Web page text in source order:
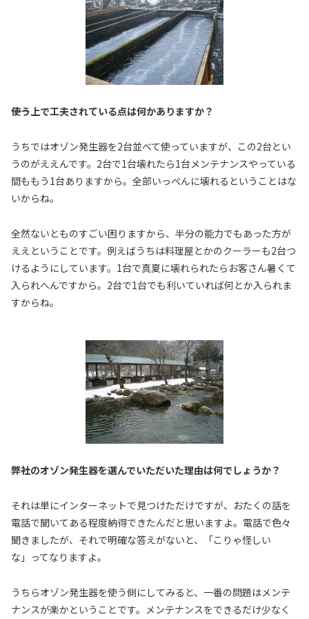
――使う上で工夫されている点は何かありますか？
うちではオゾン発生器を2台並べて使っていますが、この2台とい
うのがええんです。2台で1台壊れたら1台メンテナンスやっている
間ももう1台ありますから。全部いっぺんに壊れるということはな
いからね。
全然ないとものすごい困りますから、半分の能力でもあった方が
ええということです。例えばうちは料理屋とかのクーラーも2台つ
けるようにしています。1台で真夏に壊れられたらお客さん暑くて
入られへんですから。2台で1台でも利いていれば何とか入られま
すからね。
――弊社のオゾン発生器を選んでいただいた理由は何でしょうか？
それは単にインターネットで見つけただけですが、おたくの話を
電話で聞いてある程度納得できたんだと思いますよ。電話で色々
聞きましたが、それで明確な答えがないと、「こりゃ怪しい
な」ってなりますよ。
うちらオゾン発生器を使う側にしてみると、一番の問題はメンテ
ナンスが楽かということです。メンテナンスをできるだけ少なく